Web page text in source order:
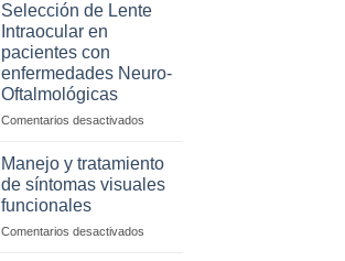
of
and
Diagnostic
and
Perspectives
Selección de Lente
Intraocular en
pacientes con
enfermedades Neuro-
Oftalmológicas
Comentarios desactivadosen
de
Lente
Intraocular
pacientes
Manejo y tratamiento
de síntomas visuales
funcionales
Comentarios desactivadosen